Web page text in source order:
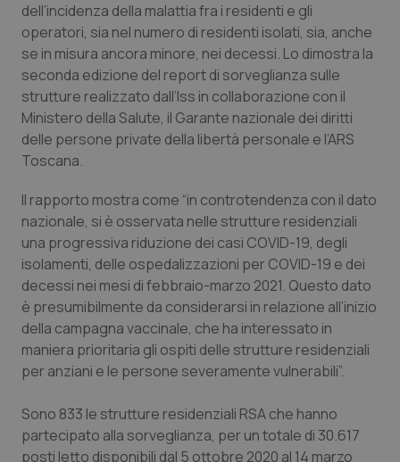
Campania
Emilia-Romagna
Friuli Venezia Giulia
Lazio
Liguria
Lombardia
Marche
Molise
Provincia Autonoma di Bolzano
Car-T
Colesterolo & coronaropatie
Dermatite Atopica
Diabete & glucometri
Disturbi dell’umore
Dolore
Donna & Salute
Epatiti
Infezioni & Febbre
dell’incidenza della malattia fra i residenti e gli
operatori, sia nel numero di residenti isolati, sia, anche
se in misura ancora minore, nei decessi. Lo dimostra la
seconda edizione del report di sorveglianza sulle
strutture realizzato dall’Iss in collaborazione con il
Ministero della Salute, il Garante nazionale dei diritti
delle persone private della libertà personale e l’ARS
Toscana.
Il rapporto mostra come “in controtendenza con il dato
nazionale, si è osservata nelle strutture residenziali
una progressiva riduzione dei casi COVID-19, degli
isolamenti, delle ospedalizzazioni per COVID-19 e dei
decessi nei mesi di febbraio-marzo 2021. Questo dato
è presumibilmente da considerarsi in relazione all’inizio
della campagna vaccinale, che ha interessato in
maniera prioritaria gli ospiti delle strutture residenziali
per anziani e le persone severamente vulnerabili”.
Sono 833 le strutture residenziali RSA che hanno
partecipato alla sorveglianza, per un totale di 30.617
posti letto disponibili dal 5 ottobre 2020 al 14 marzo